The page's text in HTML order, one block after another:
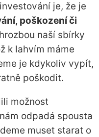
je, že je
poškození či
naší sbírky
k lahvím máme
je kdykoliv vypít,
poškodit.
možnost
odpadá spousta
muset starat o